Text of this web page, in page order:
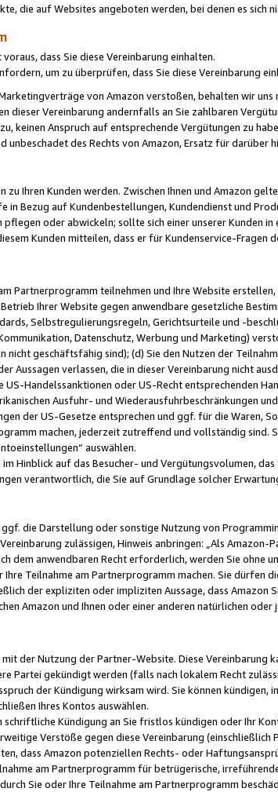
die auf Websites angeboten werden, bei denen es sich
dass Sie diese Vereinbarung einhalten.
um zu überprüfen, dass Sie diese Vereinbarung
von Amazon verstoßen, behalten wir
dieser Vereinbarung andernfalls an Sie zahlbaren
keinen Anspruch auf entsprechende Vergütungen zu
des Rechts von Amazon, Ersatz für darüber
Ihren Kunden werden. Zwischen Ihnen und Amazon
in Bezug auf Kundenbestellungen, Kundendienst und
oder abwickeln; sollte sich einer unserer Kunden in
Kunden mitteilen, dass er für Kundenservice-Fragen
Partnerprogramm teilnehmen und Ihre Website
Ihrer Website gegen anwendbare gesetzliche
Selbstregulierungsregeln, Gerichtsurteile und -
Datenschutz, Werbung und Marketing)
geschäftsfähig sind); (d) Sie den Nutzen der
Aussagen verlassen, die in dieser Vereinbarung nicht
Handelssanktionen oder US-Recht entsprechenden
Ausfuhr- und Wiederausfuhrbeschränkungen
der US-Gesetze entsprechen und ggf. für die Waren,
machen, jederzeit zutreffend und vollständig sind.
auswählen.
Hinblick auf das Besucher- und Vergütungsvolumen,
verantwortlich, die Sie auf Grundlage solcher
die Darstellung oder sonstige Nutzung von
zulässigen, Hinweis anbringen: „Als Amazon-
dem anwendbaren Recht erforderlich, werden Sie ohne
Teilnahme am Partnerprogramm machen. Sie dürfen
der expliziten oder impliziten Aussage, dass
Amazon und Ihnen oder einer anderen natürlichen oder
der Nutzung der Partner-Website. Diese Vereinbarung
Partei gekündigt werden (falls nach lokalem Recht
der Kündigung wirksam wird. Sie können kündigen,
Ihres Kontos auswählen.
Kündigung an Sie fristlos kündigen oder Ihr
Verstöße gegen diese Vereinbarung
dass Amazon potenziellen Rechts- oder
am Partnerprogramm für betrügerische,
Sie oder Ihre Teilnahme am Partnerprogramm